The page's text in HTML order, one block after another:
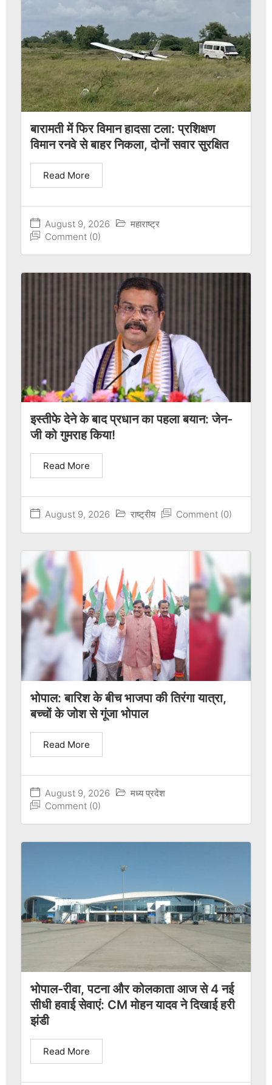
बारामती में फिर विमान हादसा टला: प्रशिक्षण
विमान रनवे से बाहर निकला, दोनों सवार सुरक्षित
August 9, 2026
महाराष्ट्र
Comment (0)
Read More
इस्तीफे देने के बाद प्रधान का पहला बयान: जेन-
जी को गुमराह किया!
August 9, 2026 राष्ट्रीय Comment (0)
Read More
भोपाल: बारिश के बीच भाजपा की तिरंगा यात्रा,
बच्चों के जोश से गूंजा भोपाल
August 9, 2026
मध्य प्रदेश
Comment (0)
Read More
भोपाल-रीवा, पटना और कोलकाता आज से 4 नई
सीधी हवाई सेवाएं: CM मोहन यादव ने दिखाई हरी
झंडी
Read More